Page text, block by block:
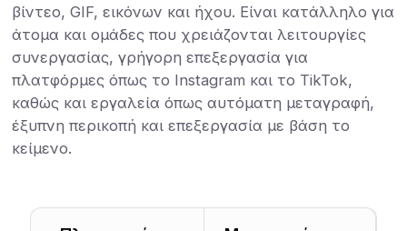
βίντεο, GIF, εικόνων και ήχου. Είναι κατάλληλο για
άτομα και ομάδες που χρειάζονται λειτουργίες
συνεργασίας, γρήγορη επεξεργασία για
πλατφόρμες όπως το Instagram και το TikTok,
καθώς και εργαλεία όπως αυτόματη μεταγραφή,
έξυπνη περικοπή και επεξεργασία με βάση το
κείμενο.